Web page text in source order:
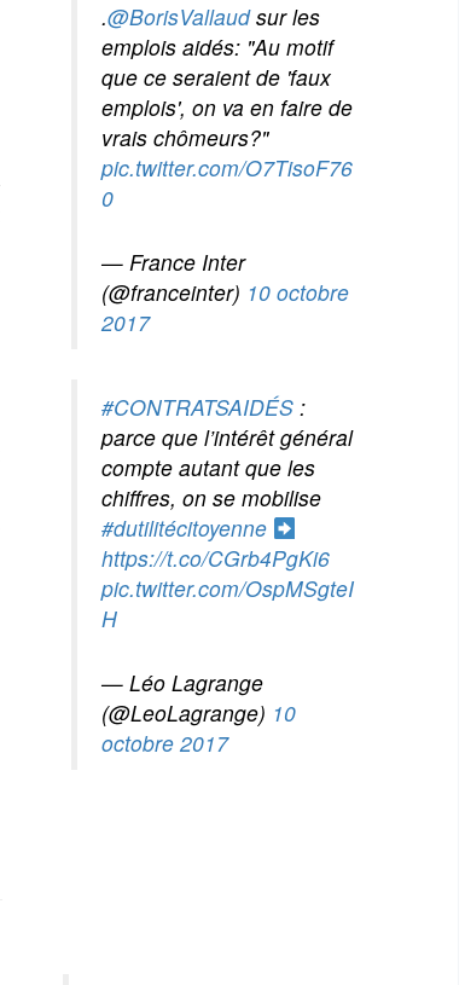
.@BorisVallaudsur les
emplois aidés: "Au motif
que ce seraient de 'faux
emplois', on va en faire de
vrais chômeurs?"
pic.twitter.com/O7TisoF76
0
— France Inter
(@franceinter) 10 octobre
2017
#CONTRATSAIDÉS:
parce que l’intérêt général
compte autant que les
chiffres, on se mobilise
#dutilitécitoyenne
https://t.co/CGrb4PgKi6
pic.twitter.com/OspMSgteI
H
— Léo Lagrange
(@LeoLagrange) 10
octobre 2017